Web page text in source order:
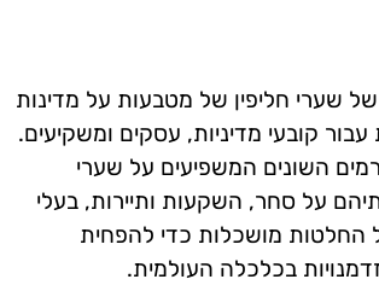
שערי חליפין של מטבעות על מדינות
עבור קובעי מדיניות, עסקים ומשקיעים.
השונים המשפיעים על שערי
על סחר, השקעות ותיירות, בעלי
החלטות מושכלות כדי להפחית
בכלכלה העולמית.